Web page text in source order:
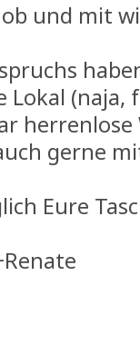
und mit
Lokal (naja,
gerne
Eure